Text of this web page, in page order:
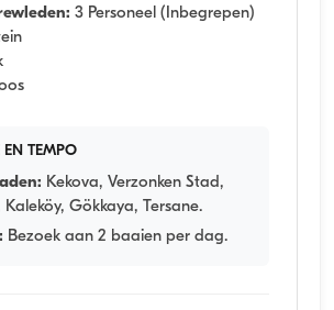
3 Personeel (Inbegrepen)
TEMPO
Kekova, Verzonken Stad,
Kaleköy, Gökkaya, Tersane.
Bezoek aan 2 baaien per dag.